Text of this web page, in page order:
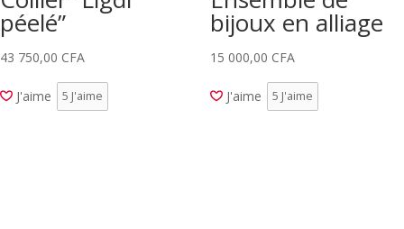
péelé”
43 750,00 CFA
J'aime 5 J'aime
bijoux en alliage
15 000,00 CFA
J'aime 5 J'aime